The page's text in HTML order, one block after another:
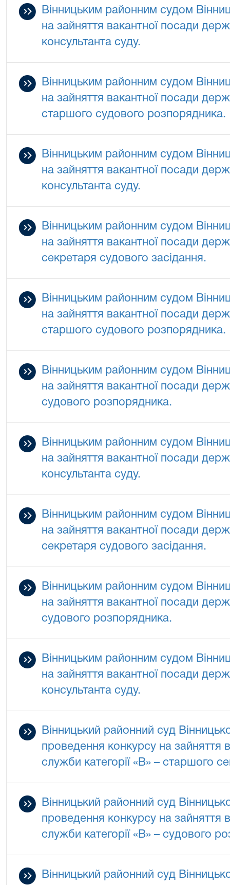
Вінницьким районним судом
на зайняття вакантної посади
консультанта суду.
Вінницьким районним судом
на зайняття вакантної посади
старшого судового розпорядника.
Вінницьким районним судом
на зайняття вакантної посади
консультанта суду.
Вінницьким районним судом
на зайняття вакантної посади
секретаря судового засідання.
Вінницьким районним судом
на зайняття вакантної посади
старшого судового розпорядника.
Вінницьким районним судом
на зайняття вакантної посади
судового розпорядника.
Вінницьким районним судом
на зайняття вакантної посади
консультанта суду.
Вінницьким районним судом
на зайняття вакантної посади
секретаря судового засідання.
Вінницьким районним судом
на зайняття вакантної посади
судового розпорядника.
Вінницьким районним судом
на зайняття вакантної посади
консультанта суду.
Вінницький районний суд
проведення конкурсу на зайняття
служби категорії «В» – старшого
Вінницький районний суд
проведення конкурсу на зайняття
служби категорії «В» – судового
Вінницький районний суд